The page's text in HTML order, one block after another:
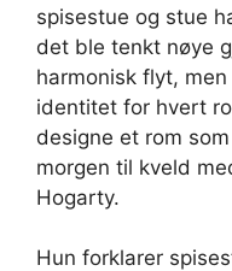
spisestue og stue
det ble tenkt nøye
harmonisk flyt,
identitet for hvert
designe et rom
morgen til kveld
Hogarty.
Hun forklarer